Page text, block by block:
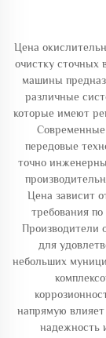
Цена
очистку
машины
различные
которые имеют
передовые
точно
Цена зависит
требования
Производители
для
небольших
напрямую
надежность